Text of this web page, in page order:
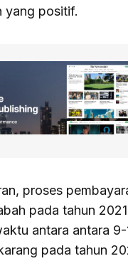
yang positif.
proses
pada tahun 2021
antara antara 9-
pada tahun